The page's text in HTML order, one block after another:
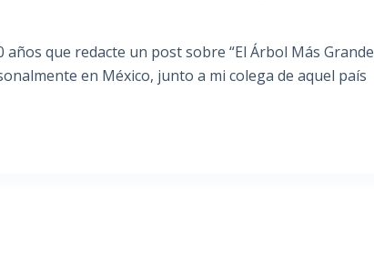
que redacte un post sobre “El Árbol Más Grande
en México, junto a mi colega de aquel país